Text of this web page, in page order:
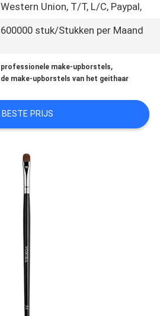
Western Union, T/T, L/C, Paypal,
600000 stuk/Stukken per Maand
professionele make-upborstels,
de make-upborstels van het geithaar
BESTE PRIJS